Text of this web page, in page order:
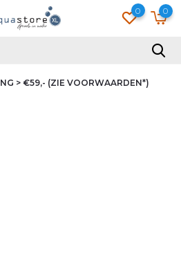
0 0
> €59,- (ZIE VOORWAARDEN*)